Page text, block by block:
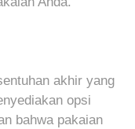
akhir yang
opsi
bahwa pakaian